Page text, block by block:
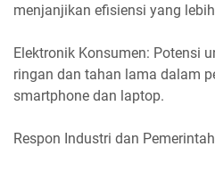
menjanjikan efisiensi yang
Elektronik Konsumen: Potensi
ringan dan tahan lama dalam
smartphone dan laptop.
Respon Industri dan